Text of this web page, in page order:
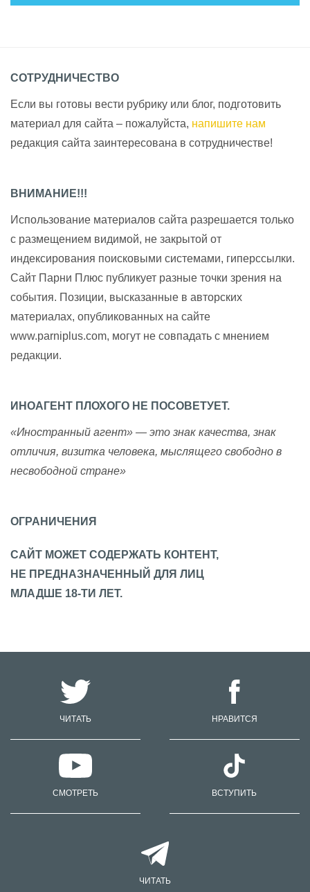
СОТРУДНИЧЕСТВО
Если вы готовы вести рубрику или блог, подготовить
материал для сайта – пожалуйста, напишите нам
редакция сайта заинтересована в сотрудничестве!
ВНИМАНИЕ!!!
Использование материалов сайта разрешается только
с размещением видимой, не закрытой от
индексирования поисковыми системами, гиперссылки.
Сайт Парни Плюс публикует разные точки зрения на
события. Позиции, высказанные в авторских
материалах, опубликованных на сайте
www.parniplus.com, могут не совпадать с мнением
редакции.
ИНОАГЕНТ ПЛОХОГО НЕ ПОСОВЕТУЕТ.
«Иностранный агент» — это знак качества, знак
отличия, визитка человека, мыслящего свободно в
несвободной стране»
ОГРАНИЧЕНИЯ
САЙТ МОЖЕТ СОДЕРЖАТЬ КОНТЕНТ,
НЕ ПРЕДНАЗНАЧЕННЫЙ ДЛЯ ЛИЦ
МЛАДШЕ 18-ТИ ЛЕТ.
ЧИТАТЬ НРАВИТСЯ
СМОТРЕТЬ ВСТУПИТЬ
ЧИТАТЬ